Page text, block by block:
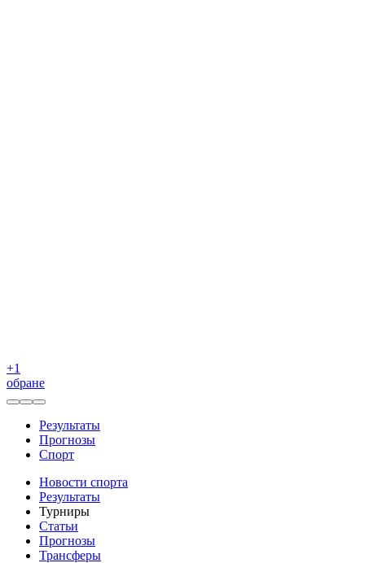
+1
обране
Результаты
Прогнозы
Спорт
Новости спорта
Результаты
Турниры
Статьи
Прогнозы
Трансферы